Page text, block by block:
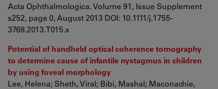
Acta Ophthalmologica. Volume 91, Issue Supplement
s252, page 0, August 2013 DOI: 10.1111/j.1755-
3768.2013.T015.x
Potential of handheld optical coherence tomography
to determine cause of infantile nystagmus in children
by using foveal morphology
Lee, Helena; Sheth, Viral; Bibi, Mashal; Maconachie,